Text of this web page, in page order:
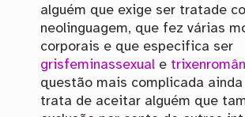
alguém que exige ser tratade
neolinguagem, que fez várias
corporais e que especifica ser
grisfeminassexuale
questão mais complicada
trata de aceitar alguém que